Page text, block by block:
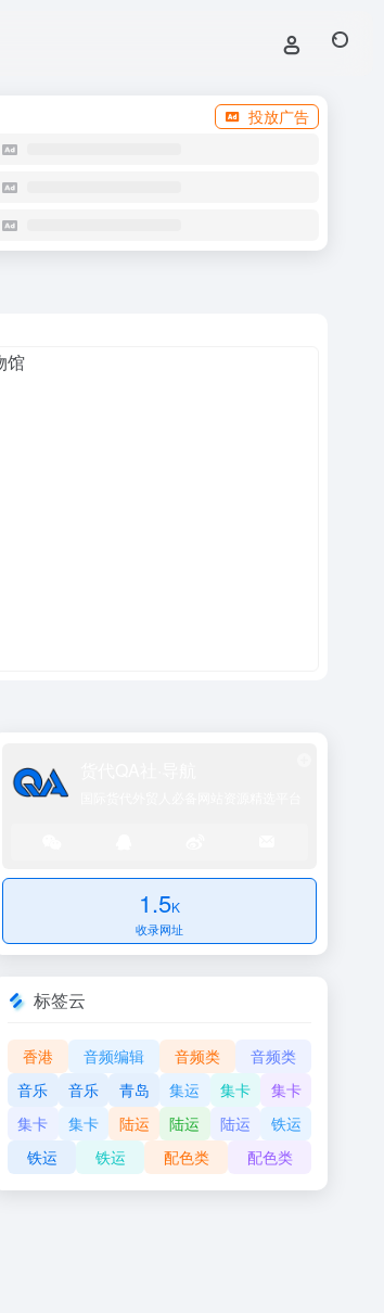
投放广告
1.5K
收录网址
标签云
香港 音频编辑 音频类
音频类
音乐
音乐 青岛 集运 集卡
集卡
集卡
集卡 陆运 陆运 陆运
铁运
铁运
铁运 配色类 配色类